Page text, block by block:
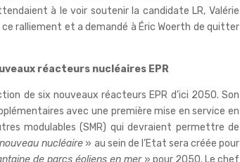
à le voir soutenir la candidate LR, Valérie
ce ralliement et a demandé à Éric Woerth de quitter
réacteurs nucléaires EPR
de six nouveaux réacteurs EPR d’ici 2050. Son
avec une première mise en service en
modulables (SMR) qui devraient permettre de
nucléaire » au sein de l’Etat sera créée pour
de parcs éoliens en mer» pour 2050. Le chef